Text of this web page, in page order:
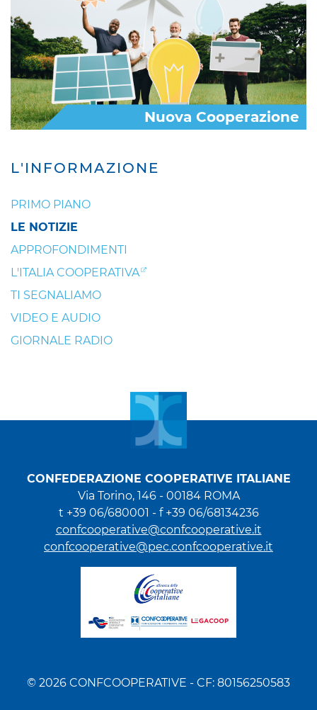
L'INFORMAZIONE
PRIMO PIANO
LE NOTIZIE
APPROFONDIMENTI
L'ITALIA COOPERATIVA
TI SEGNALIAMO
VIDEO E AUDIO
GIORNALE RADIO
Nuova Cooperazione
CONFEDERAZIONE COOPERATIVE ITALIANE
Via Torino, 146 - 00184 ROMA
t +39 06/680001 - f +39 06/68134236
confcooperative@confcooperative.it
confcooperative@pec.confcooperative.it
© 2026 CONFCOOPERATIVE - CF: 80156250583